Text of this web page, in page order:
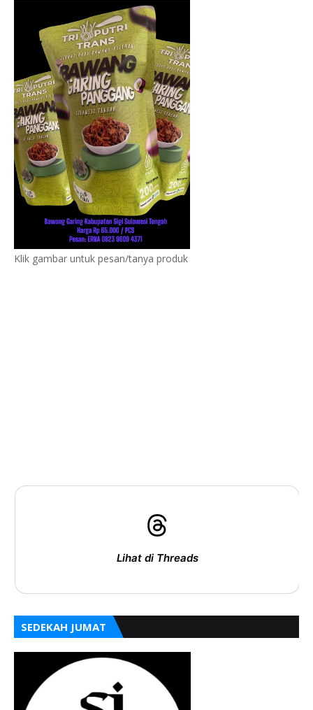
Klik gambar untuk pesan/tanya produk
Lihat di Threads
SEDEKAH JUMAT